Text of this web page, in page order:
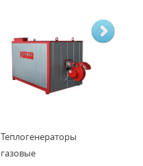
Теплогенераторы
газовые